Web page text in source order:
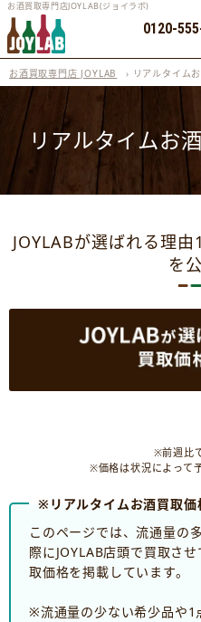
お酒買取専門店JOYLAB(ジョイラボ)
0120-
お酒買取専門店 JOYLAB › リアルタイム
リアルタイムお
JOYLABが選ばれる理
を
※前週比
※価格は状況によって
※リアルタイムお酒買取価
このページでは、流通量の
際にJOYLAB店頭で買取さ
取価格を掲載しています。
※流通量の少ない希少品や1